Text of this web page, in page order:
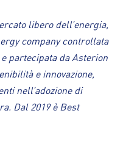
libero dell’energia,
company controllata
partecipata da Asterion
e innovazione,
nell’adozione di
Dal 2019 è Best